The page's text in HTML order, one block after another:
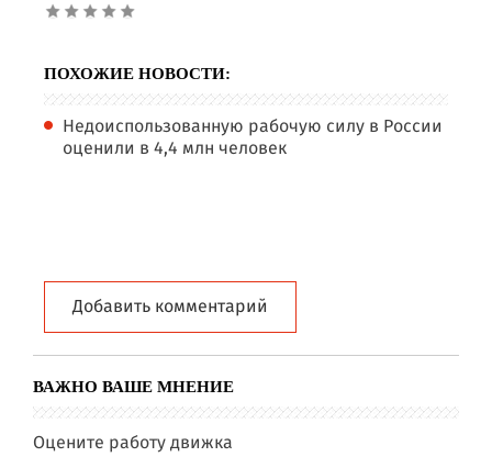
ПОХОЖИЕ НОВОСТИ:
Недоиспользованную рабочую силу в России
оценили в 4,4 млн человек
Добавить комментарий
ВАЖНО ВАШЕ МНЕНИЕ
Оцените работу движка